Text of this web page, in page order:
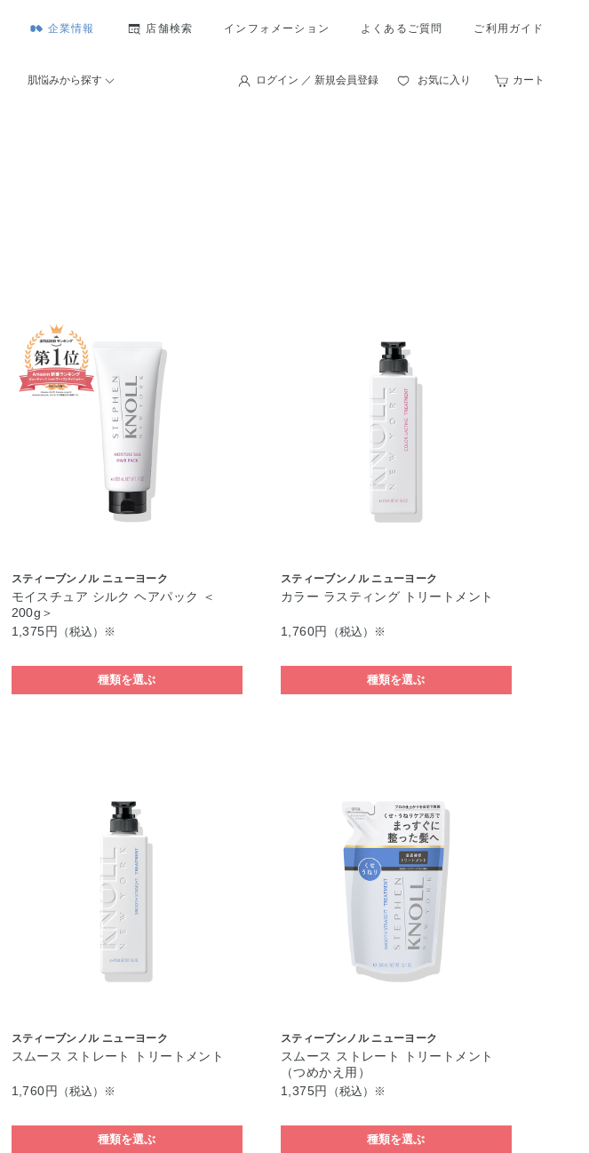
企業情報 店舗検索 インフォメーション よくあるご質問 ご利用ガイド
肌悩みから探す ログイン ／ 新規会員登録 お気に入り カート
スティーブンノル ニューヨーク
モイスチュア シルク ヘアパック ＜
200g＞
1,375円
（税込）※
種類を選ぶ
スティーブンノル ニューヨーク
カラー ラスティング トリートメント
1,760円 （税込）※
種類を選ぶ
スティーブンノル ニューヨーク
スムース ストレート トリートメント
1,760円 （税込）※
種類を選ぶ
スティーブンノル ニューヨーク
スムース ストレート トリートメント
（つめかえ用）
1,375円
（税込）※
種類を選ぶ